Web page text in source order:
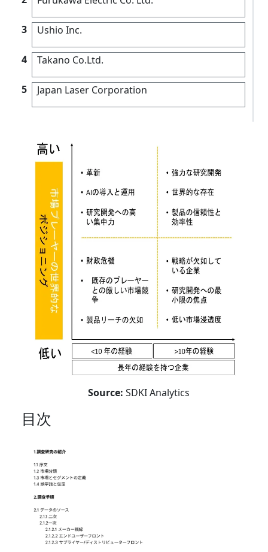
3 Ushio Inc.
4 Takano Co.Ltd.
5 Japan Laser Corporation
Source: SDKI Analytics
目次